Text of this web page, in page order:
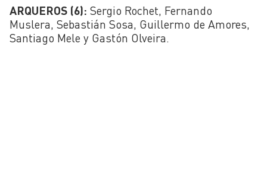
ARQUEROS (6): Sergio Rochet, Fernando
Muslera, Sebastián Sosa, Guillermo de Amores,
Santiago Mele y Gastón Olveira.